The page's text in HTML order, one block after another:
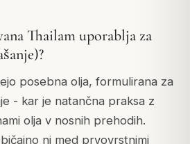
Thailam uporablja za
posebna olja, formulirana za
- kar je natančna praksa z
olja v nosnih prehodih.
ni med prvovrstnimi